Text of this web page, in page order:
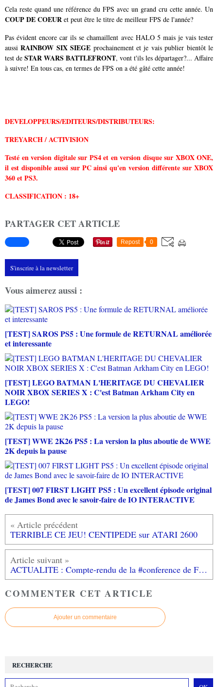
Cela reste quand une référence du FPS avec un grand cru cette année. Un
COUP DE COEUR et peut être le titre de meilleur FPS de l'année?
Pas évident encore car ils se chamaillent avec HALO 5 mais je vais tester
aussiRAINBOW SIX SIEGE prochainement et je vais publier bientôt le
test de STAR WARS BATTLEFRONT, vont t'ils les départager?... Affaire
à suivre! En tous cas, en termes de FPS on a été gâté cette année!
DEVELOPPEURS/EDITEURS/DISTRIBUTEURS:
TREYARCH / ACTIVISION
Testé en version digitale sur PS4 et en version disque sur XBOX ONE,
il est disponible aussi sur PC ainsi qu'en version différente sur XBOX
360 et PS3.
CLASSIFICATION : 18+
PARTAGER CET ARTICLE
Repost 0
S'inscrire à la newsletter
Vous aimerez aussi :
[TEST] SAROS PS5 : Une formule de RETURNAL améliorée
et interessante
[TEST] LEGO BATMAN L'HERITAGE DU CHEVALIER
NOIR XBOX SERIES X : C'est Batman Arkham City en
LEGO!
[TEST] WWE 2K26 PS5 : La version la plus aboutie de WWE
2K depuis la pause
[TEST] 007 FIRST LIGHT PS5 : Un excellent épisode original
de James Bond avec le savoir-faire de IO INTERACTIVE
TERRIBLE CE JEU! CENTIPEDE sur ATARI 2600
ACTUALITE : Compte-rendu de la #conference de Frédérick Markus au #NimesOpenGameArt
COMMENTER CET ARTICLE
Ajouter un commentaire
RECHERCHE